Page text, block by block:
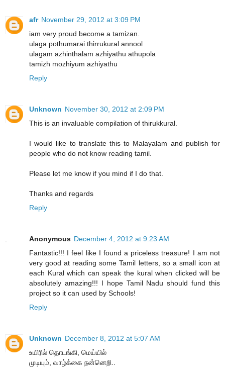
afr November 29, 2012 at 3:09 PM
iam very proud become a tamizan.
ulaga pothumarai thirrukural annool
ulagam azhinthalam azhiyathu athupola
tamizh mozhiyum azhiyathu
Reply
Unknown November 30, 2012 at 2:09 PM
This is an invaluable compilation of thirukkural.
I would like to translate this to Malayalam and publish for
people who do not know reading tamil.
Please let me know if you mind if I do that.
Thanks and regards
Reply
Anonymous December 4, 2012 at 9:23 AM
Fantastic!!! I feel like I found a priceless treasure! I am not
very good at reading some Tamil letters, so a small icon at
each Kural which can speak the kural when clicked will be
absolutely amazing!!! I hope Tamil Nadu should fund this
project so it can used by Schools!
Reply
Unknown December 8, 2012 at 5:07 AM
உயிரில் தொடங்கி, மெய்யில்
முடியும், வாழ்க்கை நன்னெறி..